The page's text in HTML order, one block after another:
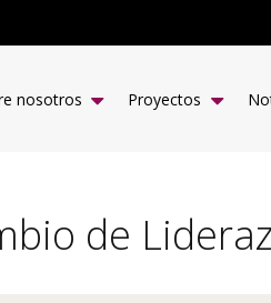
nosotros Proyectos
de